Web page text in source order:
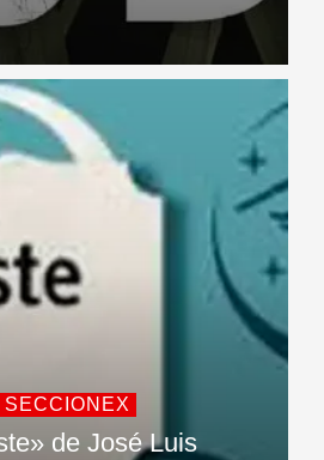
SECCIONEX
de José Luis